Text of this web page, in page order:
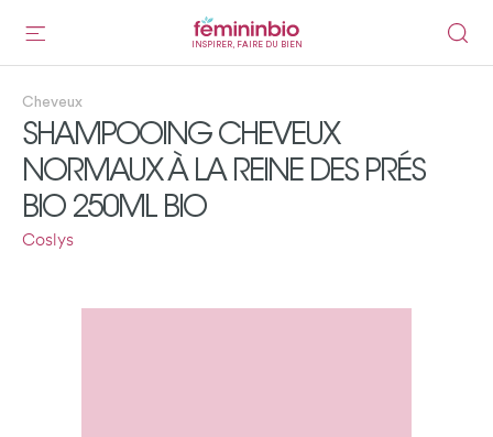
INSPIRER, FAIRE DU BIEN
Cheveux
SHAMPOOING CHEVEUX
NORMAUX À LA REINE DES PRÉS
BIO 250ML BIO
Coslys